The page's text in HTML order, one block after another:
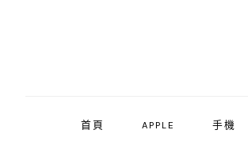
首頁 APPLE 手機